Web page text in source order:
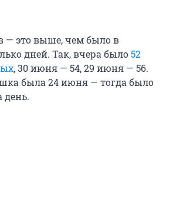
— это выше, чем было в
дней. Так, вчера было52
, 30 июня — 54, 29 июня — 56.
была 24 июня — тогда было
день.